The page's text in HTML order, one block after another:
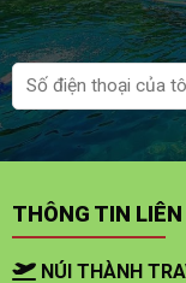
THÔNG TIN LIÊN
NÚI THÀNH